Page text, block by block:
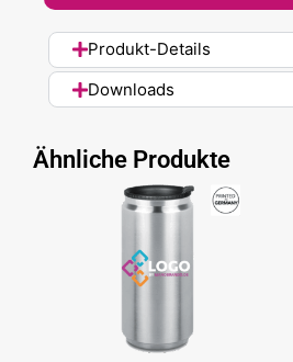
Produkt-Details
Downloads
Ähnliche Produkte